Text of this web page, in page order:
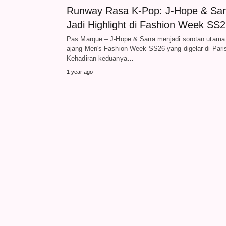
Runway Rasa K-Pop: J-Hope &
Jadi Highlight di Fashion Week
Pas Marque – J-Hope & Sana menjadi sorotan utama
ajang Men's Fashion Week SS26 yang digelar di
Kehadiran keduanya…
1 year ago